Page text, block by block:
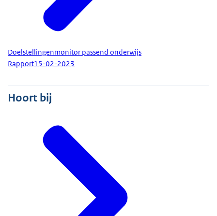
Doelstellingenmonitor passend onderwijs
Rapport15-02-2023
Hoort bij